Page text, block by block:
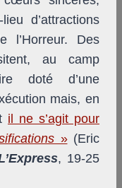
d’attractions
l’Horreur. Des
au camp
doté d’une
mais, en
il ne s’agit pour
»(Eric
, 19-25